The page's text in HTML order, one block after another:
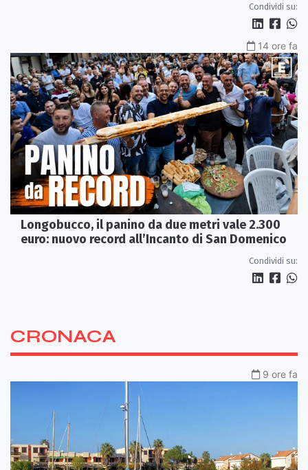
Condividi su:
14 ore fa
Longobucco, il panino da due metri vale 2.300
euro: nuovo record all’Incanto di San Domenico
Condividi su:
CRONACA
9 ore fa